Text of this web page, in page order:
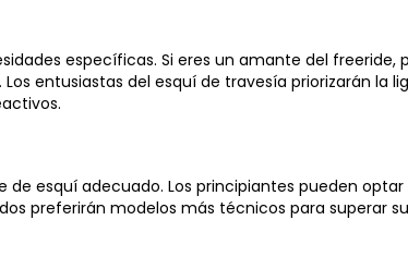
específicas. Si eres un amante del freeride,
entusiastas del esquí de travesía priorizarán la
esquí adecuado. Los principiantes pueden
preferirán modelos más técnicos para superar